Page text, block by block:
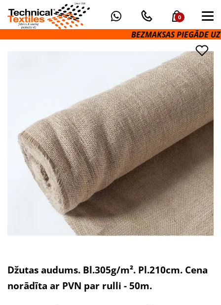
0
BEZMAKSAS PIEGĀDE UZ
Džutas audums. Bl.305g/m². Pl.210cm. Cena
norādīta ar PVN par rulli - 50m.